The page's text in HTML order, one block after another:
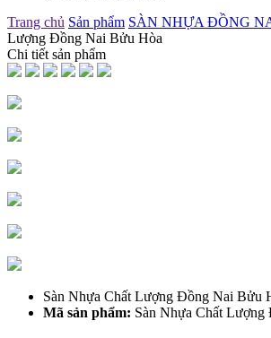
Trang chủ Sản phẩm SÀN NHỰA ĐỒNG
Lượng Đồng Nai Bửu Hòa
Chi tiết sản phẩm
Sàn Nhựa Chất Lượng Đồng Nai Bửu
Mã sản phẩm: Sàn Nhựa Chất